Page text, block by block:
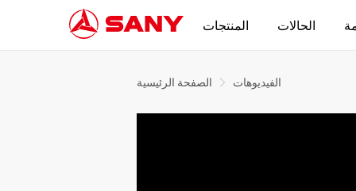
المنتجات الحالات
الصفحة الرئيسية الفيديوهات